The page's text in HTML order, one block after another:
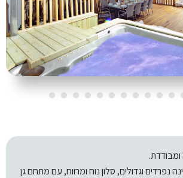
ומבודדת.
נפרדים וגדולים, סלון נוח ומרווח, עם מתחם גן